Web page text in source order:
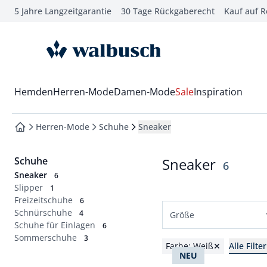
springen
springen
springen
5 Jahre Langzeitgarantie 30 Tage Rückgaberecht Kauf auf
zur Startseite
Wechsel in das Menü mit Pfeil-Runter Taste
HemdenHerren-ModeDamen-ModeSaleInspiration
zur Startseite
Herren-Mode Schuhe Sneaker
Schuhe
Sneaker 6
Slipper 1
Freizeitschuhe 6
Schnürschuhe 4
Schuhe für Einlagen 6
Sommerschuhe 3
Sneaker 6
Größe
40
Farbe: Weiß Alle
NEU